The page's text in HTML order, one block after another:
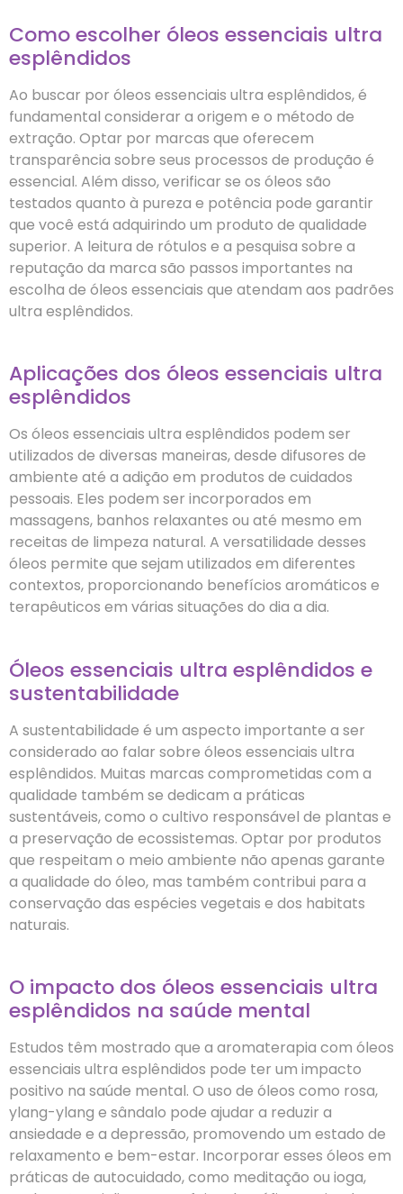
Como escolher óleos essenciais ultra
esplêndidos
Ao buscar por óleos essenciais ultra esplêndidos, é
fundamental considerar a origem e o método de
extração. Optar por marcas que oferecem
transparência sobre seus processos de produção é
essencial. Além disso, verificar se os óleos são
testados quanto à pureza e potência pode garantir
que você está adquirindo um produto de qualidade
superior. A leitura de rótulos e a pesquisa sobre a
reputação da marca são passos importantes na
escolha de óleos essenciais que atendam aos padrões
ultra esplêndidos.
Aplicações dos óleos essenciais ultra
esplêndidos
Os óleos essenciais ultra esplêndidos podem ser
utilizados de diversas maneiras, desde difusores de
ambiente até a adição em produtos de cuidados
pessoais. Eles podem ser incorporados em
massagens, banhos relaxantes ou até mesmo em
receitas de limpeza natural. A versatilidade desses
óleos permite que sejam utilizados em diferentes
contextos, proporcionando benefícios aromáticos e
terapêuticos em várias situações do dia a dia.
Óleos essenciais ultra esplêndidos e
sustentabilidade
A sustentabilidade é um aspecto importante a ser
considerado ao falar sobre óleos essenciais ultra
esplêndidos. Muitas marcas comprometidas com a
qualidade também se dedicam a práticas
sustentáveis, como o cultivo responsável de plantas e
a preservação de ecossistemas. Optar por produtos
que respeitam o meio ambiente não apenas garante
a qualidade do óleo, mas também contribui para a
conservação das espécies vegetais e dos habitats
naturais.
O impacto dos óleos essenciais ultra
esplêndidos na saúde mental
Estudos têm mostrado que a aromaterapia com óleos
essenciais ultra esplêndidos pode ter um impacto
positivo na saúde mental. O uso de óleos como rosa,
ylang-ylang e sândalo pode ajudar a reduzir a
ansiedade e a depressão, promovendo um estado de
relaxamento e bem-estar. Incorporar esses óleos em
práticas de autocuidado, como meditação ou ioga,